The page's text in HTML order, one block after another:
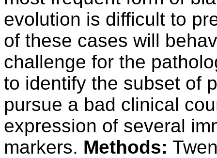
evolution is difficult to
of these cases will
challenge for the
to identify the subset of
pursue a bad clinical
expression of several
markers. Methods: